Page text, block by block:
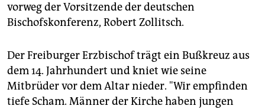
vorweg der Vorsitzende der deutschen
Bischofskonferenz, Robert Zollitsch.
Der Freiburger Erzbischof trägt ein Bußkreuz aus
dem 14. Jahrhundert und kniet wie seine
Mitbrüder vor dem Altar nieder. "Wir empfinden
tiefe Scham. Männer der Kirche haben jungen